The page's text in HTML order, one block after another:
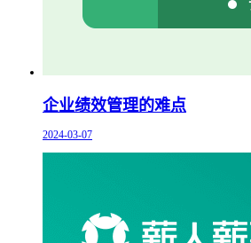
企业绩效管理的难点
2024-03-07